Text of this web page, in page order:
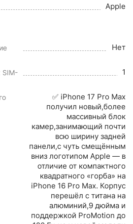
Apple
Нет
SIM-
1
✅ iPhone 17 Pro Max
получил новый,более
массивный блок
камер,занимающий почти
всю ширину задней
панели,с чуть смещённым
вниз логотипом Apple — в
отличие от компактного
квадратного «горба» на
iPhone 16 Pro Max. Корпус
перешёл с титана на
алюминий,9 дюйма и
поддержкой ProMotion до